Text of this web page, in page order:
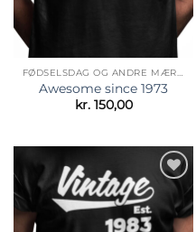
FØDSELSDAG OG ANDRE MÆRKEDAGE
Awesome since 1973
kr.150,00
Tilføj til
ønskeliste